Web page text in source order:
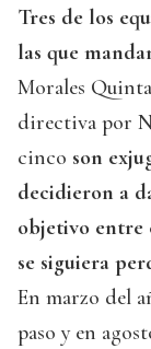
Tres de los
las que
Morales
directiva por
cinco son
decidieron a
objetivo entre
se siguiera
En marzo del
paso y en